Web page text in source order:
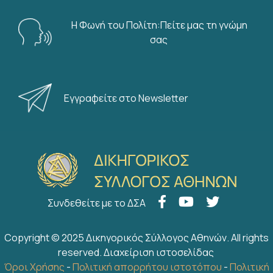
Η Φωνή του Πολίτη:Πείτε μας τη γνώμη
σας
Εγγραφείτε στο Newsletter
Συνδεθείτε με το ΔΣΑ
Copyright © 2025 Δικηγορικός Σύλλογος Αθηνών. All rights
reserved.Διαχείριση ιστοσελίδας
Όροι Χρήσης -Πολιτική απορρήτου ιστοτόπου -Πολιτική